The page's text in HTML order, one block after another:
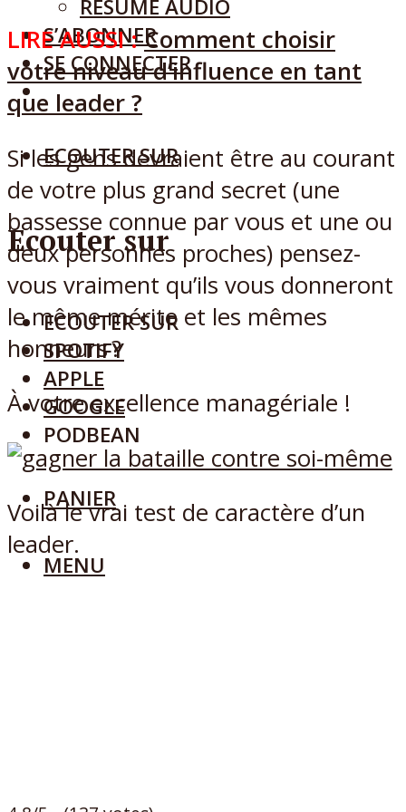
RÉSUMÉ AUDIO
S’ABONNER
SE CONNECTER
ECOUTER SUR
Ecouter sur
ECOUTER SUR
SPOTIFY
APPLE
GOOGLE
PODBEAN
PANIER
MENU
LIRE AUSSI : Comment choisir
votre niveau d’influence en tant
que leader ?
Si les gens devraient être au courant
de votre plus grand secret (une
bassesse connue par vous et une ou
deux personnes proches) pensez-
vous vraiment qu’ils vous donneront
le même mérite et les mêmes
honneurs ?
À votre excellence managériale !
Voilà le vrai test de caractère d’un
leader.